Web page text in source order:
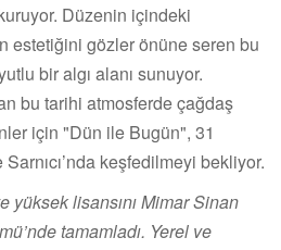
Düzenin içindeki
estetiğini gözler önüne seren bu
bir algı alanı sunuyor.
bu tarihi atmosferde çağdaş
için "Dün ile Bugün", 31
keşfedilmeyi bekliyor.
yüksek lisansını Mimar Sinan
tamamladı. Yerel ve